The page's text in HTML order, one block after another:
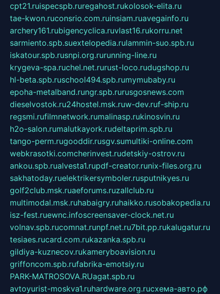
cpt21.ruispecspb.ruregahost.rukolosok-elita.ru
tae-kwon.ruconsrio.com.ruinsiam.ruavegainfo.ru
archery161.rubigencyclica.ruvlast16.rukorru.net
sarmiento.spb.suextelopedia.rulammin-suo.spb.ru
iskatour.spb.rusnpi.org.rurunning-line.ru
krygeva-spa.ruchel.net.rurust-loco.rudugshop.ru
hl-beta.spb.ruschool494.spb.rumymubaby.ru
epoha-metalband.rungr.spb.rurusgosnews.com
dieselvostok.ru24hostel.msk.ruw-dev.ruf-ship.ru
regsmi.rufilmnetwork.rumalinasp.rukinosvin.ru
h2o-salon.rumalutkayork.rudeltaprim.spb.ru
tango-perm.rugooddir.rusgv.sumultiki-online.com
webkrasotki.comcherinvest.rudetskiy-ostrov.ru
ankou.spb.rualvesta1.rupdf-creator.runix-files.org.ru
sakhatoday.ruelektrikersymboler.rusputnikyes.ru
golf2club.msk.ruaeforums.ruzallclub.ru
multimodal.msk.ruhabaigry.ruhaikko.rusobakopedia.ru
isz-fest.ruewnc.infoscreensaver-clock.net.ru
volnav.spb.rucomnat.runpf.net.ru7bit.pp.rukalugatur.ru
tesiaes.rucard.com.rukazanka.spb.ru
gildiya-kuznecov.rukameryboavision.ru
griffoncom.spb.rufabrika-emotsiy.ru
PARK-MATROSOVA.RUagat.spb.ru
avtoyurist-moskva1.ruhardware.org.ruсхема-авто.рф